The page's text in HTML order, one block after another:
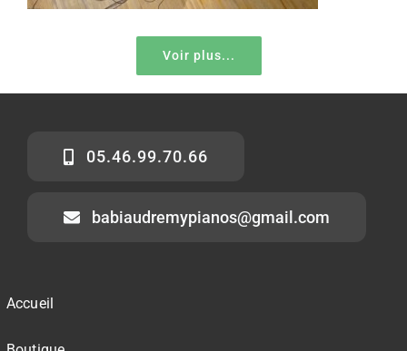
Voir plus...
05.46.99.70.66
babiaudremypianos@gmail.com
Accueil